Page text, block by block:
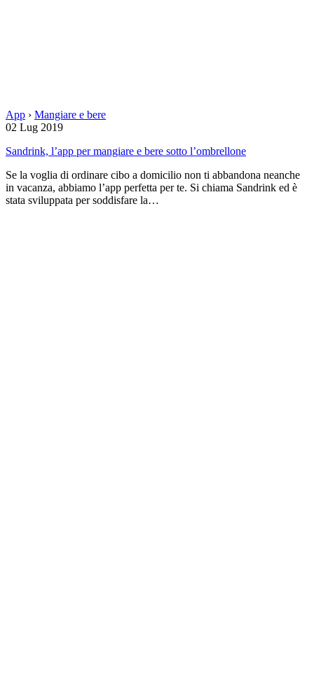
App › Mangiare e bere
02 Lug 2019
Sandrink, l’app per mangiare e bere sotto l’ombrellone
Se la voglia di ordinare cibo a domicilio non ti abbandona neanche
in vacanza, abbiamo l’app perfetta per te. Si chiama Sandrink ed è
stata sviluppata per soddisfare la…